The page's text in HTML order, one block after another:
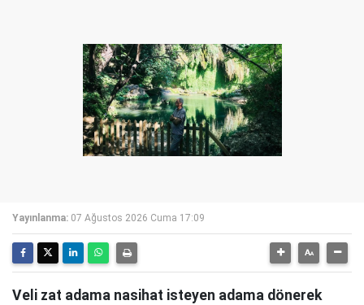
Yayınlanma: 07 Ağustos 2026 Cuma 17:09
Veli zat adama nasihat isteyen adama dönerek